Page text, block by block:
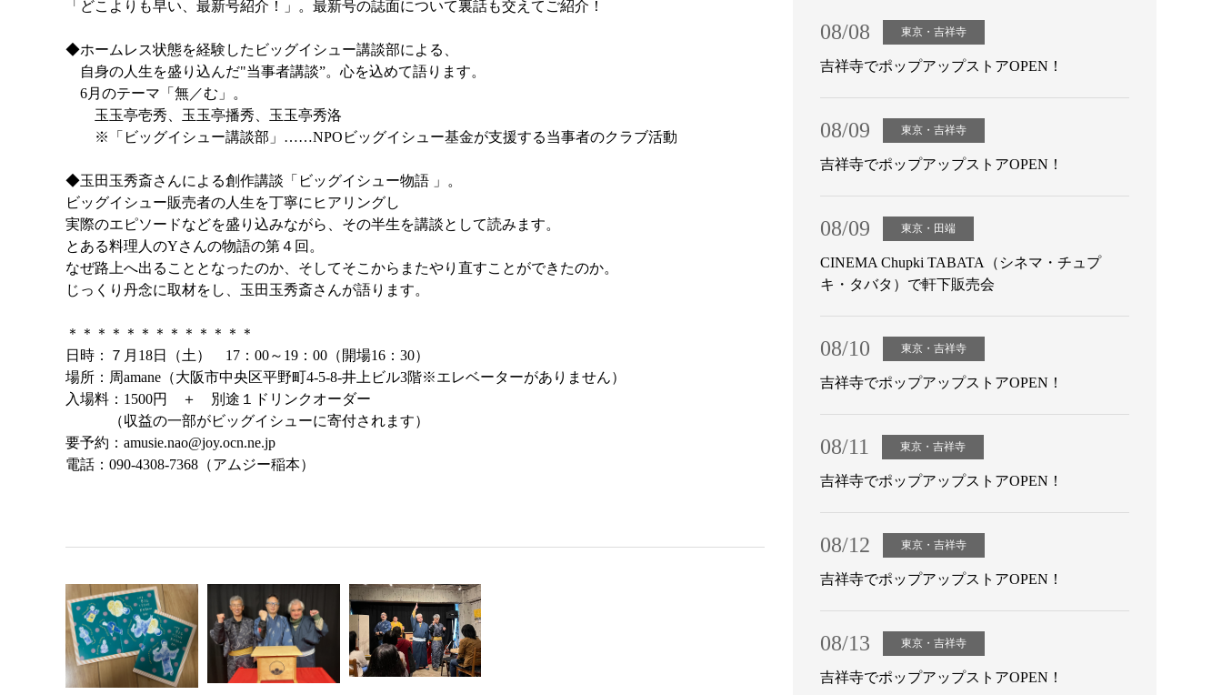
「どこよりも早い、最新号紹介！」。最新号の誌面について裏話も交えてご紹介！
◆ホームレス状態を経験したビッグイシュー講談部による、
自身の人生を盛り込んだ"当事者講談”。心を込めて語ります。
6月のテーマ「無／む」。
玉玉亭壱秀、玉玉亭播秀、玉玉亭秀洛
※「ビッグイシュー講談部」……NPOビッグイシュー基金が支援する当事者のクラブ活動
◆玉田玉秀斎さんによる創作講談「ビッグイシュー物語 」。
ビッグイシュー販売者の人生を丁寧にヒアリングし
実際のエピソードなどを盛り込みながら、その半生を講談として読みます。
とある料理人のYさんの物語の第４回。
なぜ路上へ出ることとなったのか、そしてそこからまたやり直すことができたのか。
じっくり丹念に取材をし、玉田玉秀斎さんが語ります。
＊＊＊＊＊＊＊＊＊＊＊＊＊
日時：７月18日（土） 17：00～19：00（開場16：30）
場所：周amane（大阪市中央区平野町4-5-8-井上ビル3階※エレベーターがありません）
入場料：1500円 ＋ 別途１ドリンクオーダー
（収益の一部がビッグイシューに寄付されます）
要予約：amusie.nao@joy.ocn.ne.jp
電話：090-4308-7368（アムジー稲本）
08/08 東京・吉祥寺
吉祥寺でポップアップストアOPEN！
08/09 東京・吉祥寺
吉祥寺でポップアップストアOPEN！
08/09 東京・田端
CINEMA Chupki TABATA（シネマ・チュプ
キ・タバタ）で軒下販売会
08/10 東京・吉祥寺
吉祥寺でポップアップストアOPEN！
08/11 東京・吉祥寺
吉祥寺でポップアップストアOPEN！
08/12 東京・吉祥寺
吉祥寺でポップアップストアOPEN！
08/13 東京・吉祥寺
吉祥寺でポップアップストアOPEN！